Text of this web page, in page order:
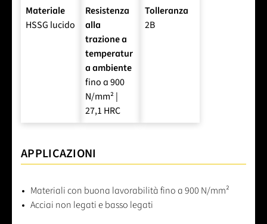
Materiale
HSSG lucido
Resistenza
alla
trazione a
temperatur
a ambiente
fino a 900
N/mm² |
27,1 HRC
Tolleranza
2B
APPLICAZIONI
Materiali con buona lavorabilità fino a 900 N/mm²
Acciai non legati e basso legati